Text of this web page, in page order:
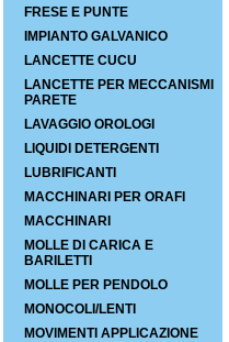
FRESE E PUNTE
IMPIANTO GALVANICO
LANCETTE CUCU
LANCETTE PER MECCANISMI
PARETE
LAVAGGIO OROLOGI
LIQUIDI DETERGENTI
LUBRIFICANTI
MACCHINARI PER ORAFI
MACCHINARI
MOLLE DI CARICA E
BARILETTI
MOLLE PER PENDOLO
MONOCOLI/LENTI
MOVIMENTI APPLICAZIONE